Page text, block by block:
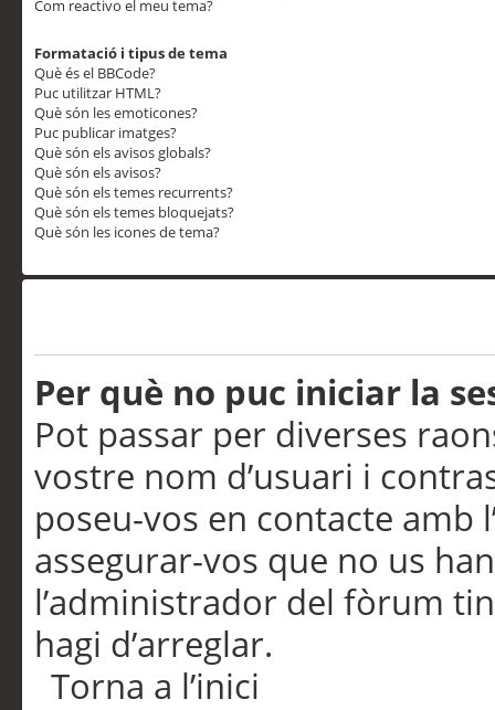
Com reactivo el meu tema?
Formatació i tipus de tema
Què és el BBCode?
Puc utilitzar HTML?
Què són les emoticones?
Puc publicar imatges?
Què són els avisos globals?
Què són els avisos?
Què són els temes recurrents?
Què són els temes bloquejats?
Què són les icones de tema?
Per què no puc iniciar la
Pot passar per diverses
vostre nom d’usuari i
poseu-vos en contacte
assegurar-vos que no us
l’administrador del fòrum
hagi d’arreglar.
Torna a l’inici